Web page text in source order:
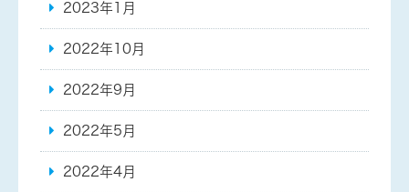
2023年1月
2022年10月
2022年9月
2022年5月
2022年4月